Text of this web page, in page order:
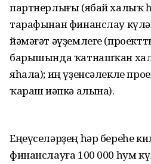
партнерлығы (ябай халыҡ
тарафынан финанслау
йәмәғәт әүҙемлеге
барышында ҡатнашҡан
яһала); иң үҙенсәлекле
ҡараш иҫәпкә алына).
Еңеүселәрҙең һәр береһе
финанслауға 100 000 һум